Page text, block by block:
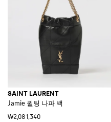
SAINT LAURENT
Jamie 퀼팅 나파 백
₩2,081,340